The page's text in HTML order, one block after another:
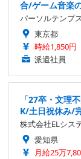
合/ゲーム音楽
パーソルテンプ
東京都
時給1,850円
派遣社員
「27卒・文理
K/土日祝休み/
株式会社ELシス
愛知県
月給25万